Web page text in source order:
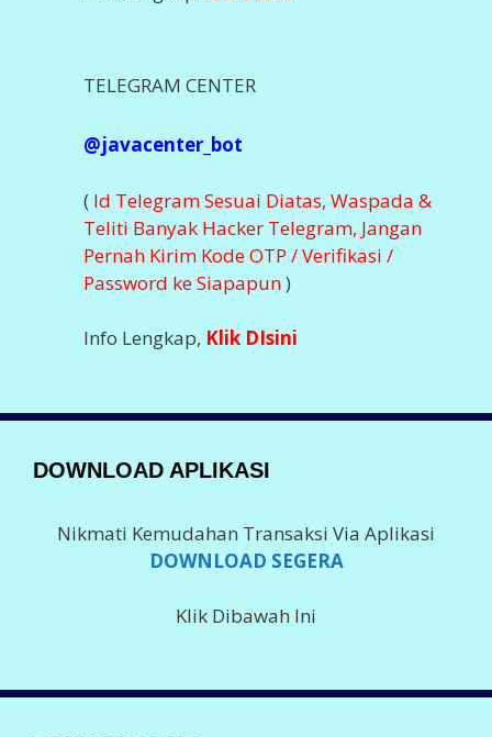
TELEGRAM CENTER
@javacenter_bot
( Id Telegram Sesuai Diatas, Waspada &
Teliti Banyak Hacker Telegram, Jangan
Pernah Kirim Kode OTP / Verifikasi /
Password ke Siapapun)
Info Lengkap, Klik DIsini
DOWNLOAD APLIKASI
Nikmati Kemudahan Transaksi Via Aplikasi
DOWNLOAD SEGERA
Klik Dibawah Ini